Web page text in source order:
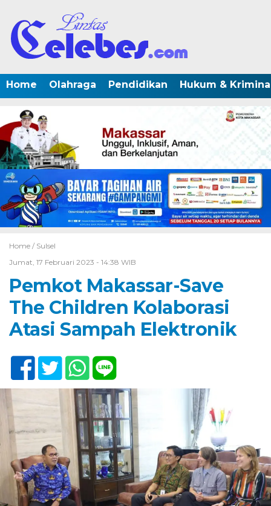
Home Olahraga Pendidikan Hukum &
Home / Sulsel
Jumat, 17 Februari 2023 - 14:38 WIB
Pemkot Makassar-Save
The Children Kolaborasi
Atasi Sampah Elektronik